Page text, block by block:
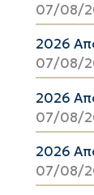
07/08/
2026
07/08/
2026
07/08/
2026
07/08/